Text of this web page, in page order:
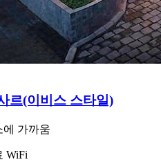
르(이비스 스타일)
에 가까움
WiFi